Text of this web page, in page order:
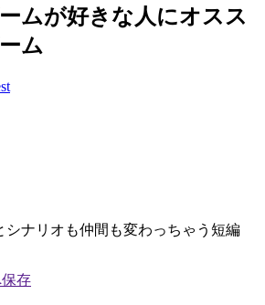
ムが好きな人にオスス
ム
シナリオも仲間も変わっちゃう短編